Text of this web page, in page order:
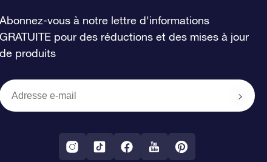
Abonnez-vous à notre lettre d'informations
GRATUITE pour des réductions et des mises à jour
de produits